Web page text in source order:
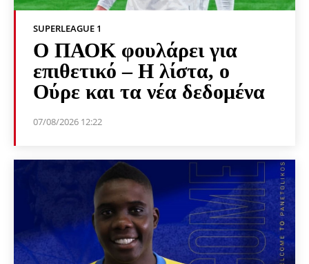
SUPERLEAGUE 1
Ο ΠΑΟΚ φουλάρει για
επιθετικό – Η λίστα, ο
Ούρε και τα νέα δεδομένα
07/08/2026 12:22